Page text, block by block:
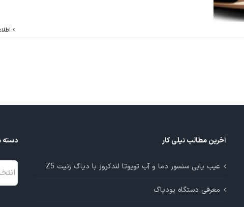
آخرین مطالب نیلی کار
عیب یابی سنسور دما و آب تویوتا لندکروز با دیاگ زنیت Z5
معرفی دستگاه یودیاگ
دسته
دسته